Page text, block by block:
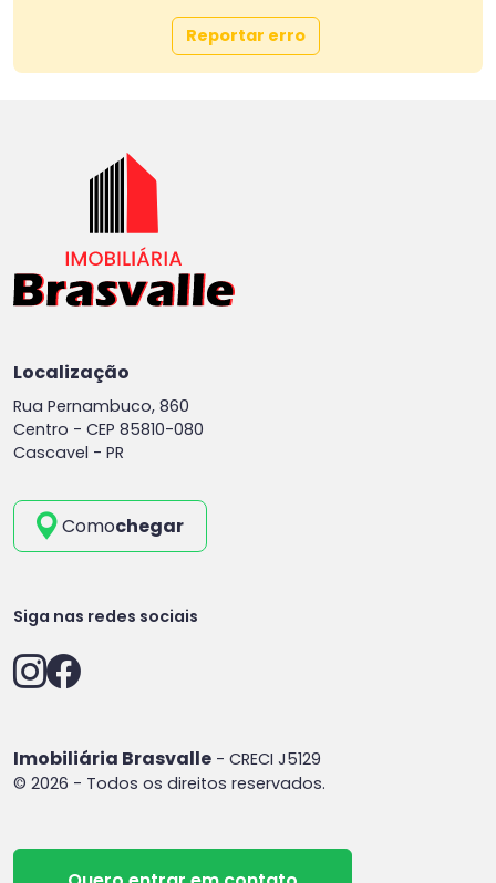
Reportar erro
Localização
Rua Pernambuco, 860
Centro - CEP 85810-080
Cascavel - PR
Comochegar
Siga nas redes sociais
Imobiliária Brasvalle - CRECI J5129
© 2026 - Todos os direitos reservados.